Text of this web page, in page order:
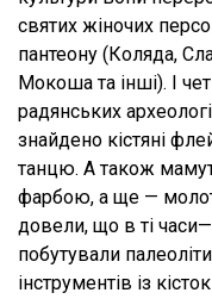
святих жіночих
пантеону (Коляда,
Мокоша та інші). І
радянських
знайдено кістяні
танцю. А також
фарбою, а ще —
довели, що в ті
побутували
інструментів із